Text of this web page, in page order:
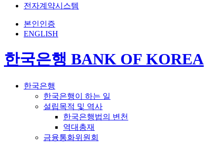
전자계약시스템
본인인증
ENGLISH
한국은행 BANK OF KOREA
한국은행
한국은행이 하는 일
설립목적 및 역사
한국은행법의 변천
역대총재
금융통화위원회